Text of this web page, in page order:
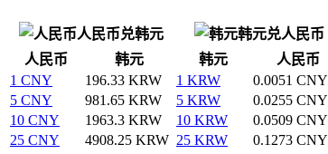
人民币兑韩元
韩元兑人民币
人民币
韩元 韩元
人民币
1 CNY
196.33 KRW 1 KRW
0.0051 CNY
5 CNY
981.65 KRW 5 KRW
0.0255 CNY
10 CNY
1963.3 KRW 10 KRW
0.0509 CNY
25 CNY
4908.25 KRW 25 KRW
0.1273 CNY